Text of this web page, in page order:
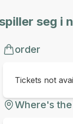
seg i
order
Tickets not
Where's